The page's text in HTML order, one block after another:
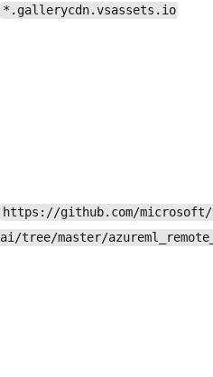
*.gallerycdn.vsassets.io
https://github.com/
ai/tree/master/